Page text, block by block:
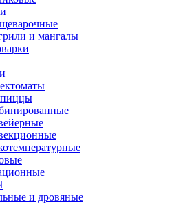
и мангалы
и дровяные